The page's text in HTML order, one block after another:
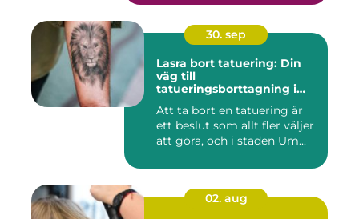
30. sep
Lasra bort tatuering: Din
väg till
tatueringsborttagning i
Att ta bort en tatuering är
ett beslut som allt fler väljer
att göra, och i staden Um...
02. aug